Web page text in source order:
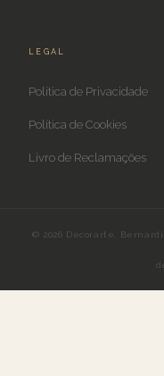
LEGAL
Política de Privacidade
Política de Cookies
Livro de Reclamações
© 2026 Decorarte,